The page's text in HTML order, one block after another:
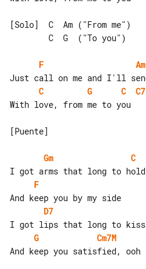
[Solo]  C  Am ("From me")
F
Am
C
G C
C7
With love, from me to you
[Puente]
Gm
C
F
D7
G
Cm7M
And keep you satisfied, ooh